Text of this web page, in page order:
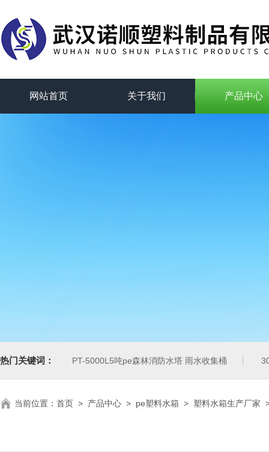
网站首页 关于我们 产品中心
热门关键词： PT-5000L5吨pe森林消防水塔 雨水收集桶
当前位置： 首页 > 产品中心 > pe塑料水箱 > 塑料水箱生产厂家